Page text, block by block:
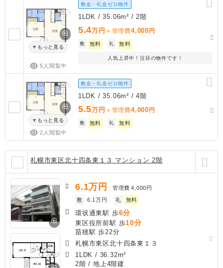
もっと見る
5人閲覧中
敷金・礼金ゼロ物件
1LDK / 35.06m² / 2階
5.4万円 ＋管理費4,000 円
敷 無料 礼 無料
人気上昇中！注目の物件です！
もっと見る
2人閲覧中
敷金・礼金ゼロ物件
1LDK / 35.06m² / 4階
5.5万円 ＋管理費4,000 円
敷 無料 礼 無料
札幌市東区北十四条東１３ マンション 2階
6.1万円 管理費 4,000円
敷
6.1万円 礼 無料
環状通東駅 歩6分
東区役所前駅 歩10分
苗穂駅 歩22分
札幌市東区北十四条東１３
1LDK / 36.32m²
2階 / 地上4階建